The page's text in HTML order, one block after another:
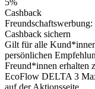
Cashback
Cashback sichern
Gilt für alle
persönlichen
Freund*innen erhalten
EcoFlow DELTA 3
auf der Aktionsseite.